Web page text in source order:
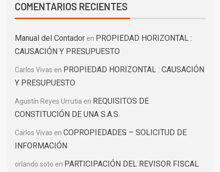
COMENTARIOS RECIENTES
Manual del Contador en PROPIEDAD HORIZONTAL :
CAUSACIÓN Y PRESUPUESTO
Carlos Vivas en PROPIEDAD HORIZONTAL : CAUSACIÓN
Y PRESUPUESTO
Agustín Reyes Urrutia en REQUISITOS DE
CONSTITUCIÓN DE UNA S.A.S.
Carlos Vivas en COPROPIEDADES – SOLICITUD DE
INFORMACIÓN
orlando soto en PARTICIPACIÓN DEL REVISOR FISCAL